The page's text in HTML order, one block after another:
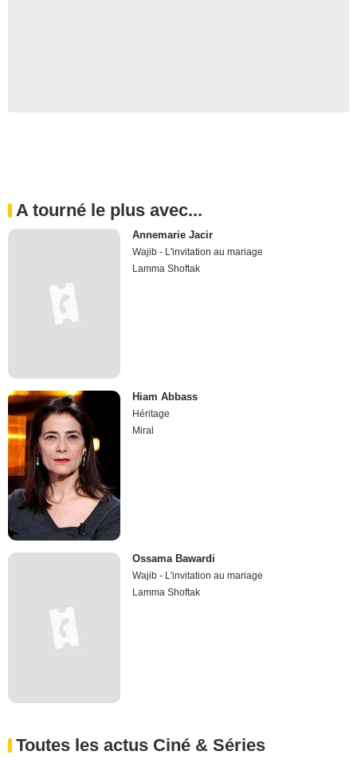
A tourné le plus avec...
Annemarie Jacir
Wajib - L'invitation au mariage
Lamma Shoftak
Hiam Abbass
Héritage
Miral
Ossama Bawardi
Wajib - L'invitation au mariage
Lamma Shoftak
Toutes les actus Ciné & Séries